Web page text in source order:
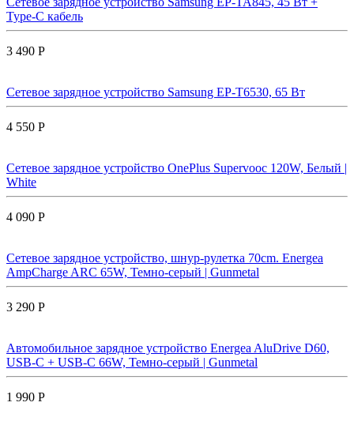
Type-C кабель
3 490 Р
Сетевое зарядное устройство Samsung EP-T6530, 65 Вт
4 550 Р
Сетевое зарядное устройство OnePlus Supervooc 120W, Белый |
White
4 090 Р
Сетевое зарядное устройство, шнур-рулетка 70cm. Energea
AmpCharge ARC 65W, Темно-серый | Gunmetal
3 290 Р
Автомобильное зарядное устройство Energea AluDrive D60,
USB-C + USB-С 66W, Темно-серый | Gunmetal
1 990 Р